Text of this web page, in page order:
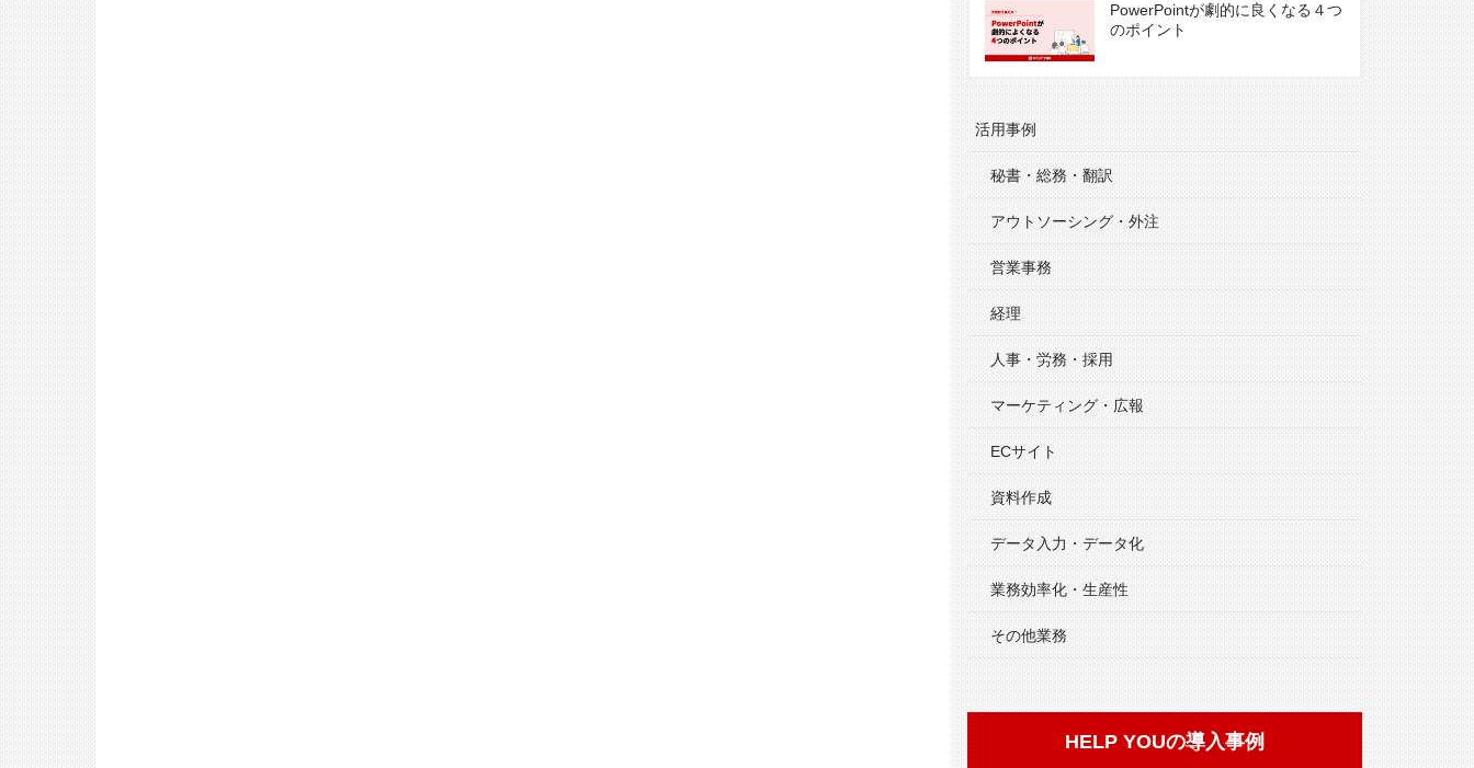
PowerPointが劇的に良くなる４つ
のポイント
活用事例
秘書・総務・翻訳
アウトソーシング・外注
営業事務
経理
人事・労務・採用
マーケティング・広報
ECサイト
資料作成
データ入力・データ化
業務効率化・生産性
その他業務
HELP YOUの導入事例